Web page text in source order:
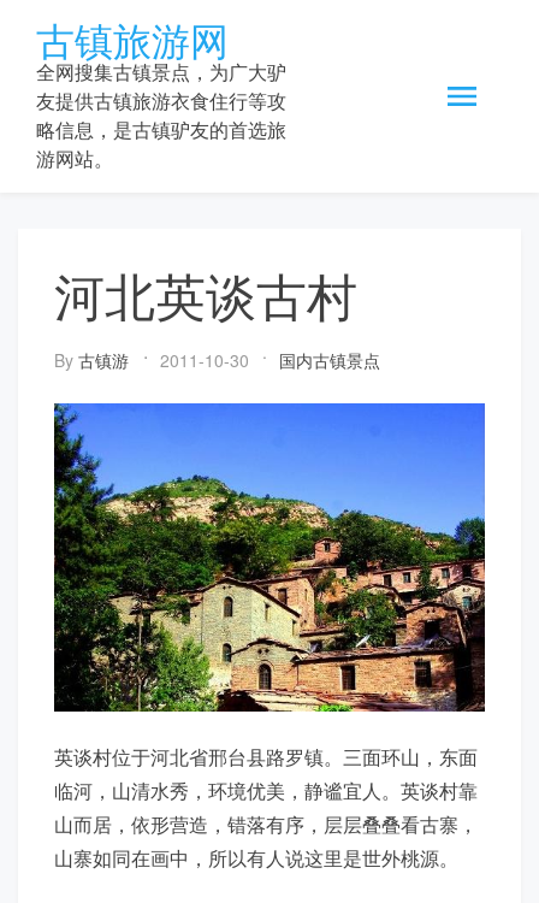
content
古镇旅游网
全网搜集古镇景点，为广大驴
友提供古镇旅游衣食住行等攻
略信息，是古镇驴友的首选旅
游网站。
河北英谈古村
By 古镇游 2011-10-30 国内古镇景点
英谈村位于河北省邢台县路罗镇。三面环山，东面
临河，山清水秀，环境优美，静谧宜人。英谈村靠
山而居，依形营造，错落有序，层层叠叠看古寨，
山寨如同在画中，所以有人说这里是世外桃源。